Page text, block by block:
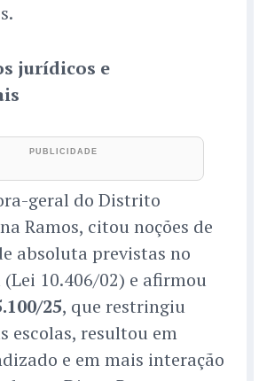
jurídicos e
geral do Distrito
Ramos, citou noções de
absoluta previstas no
10.406/02) e afirmou
25, que restringiu
escolas, resultou em
e em mais interação